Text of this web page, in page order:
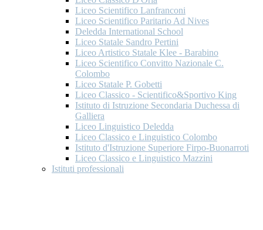
Liceo Scientifico Lanfranconi
Liceo Scientifico Paritario Ad Nives
Deledda International School
Liceo Statale Sandro Pertini
Liceo Artistico Statale Klee - Barabino
Liceo Scientifico Convitto Nazionale C.
Colombo
Liceo Statale P. Gobetti
Liceo Classico - Scientifico&Sportivo King
Istituto di Istruzione Secondaria Duchessa di
Galliera
Liceo Linguistico Deledda
Liceo Classico e Linguistico Colombo
Istituto d'Istruzione Superiore Firpo-Buonarroti
Liceo Classico e Linguistico Mazzini
Istituti professionali